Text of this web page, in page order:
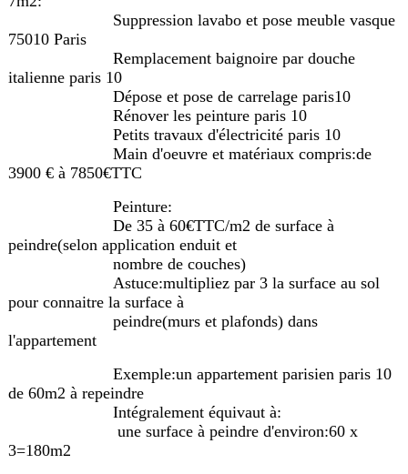
Suppression lavabo et pose meuble vasque
75010 Paris
Remplacement baignoire par douche
italienne paris 10
Dépose et pose de carrelage paris10
Rénover les peinture paris 10
Petits travaux d'électricité paris 10
Main d'oeuvre et matériaux compris:de
3900 € à 7850€TTC
Peinture:
De 35 à 60€TTC/m2 de surface à
peindre(selon application enduit et
nombre de couches)
Astuce:multipliez par 3 la surface au sol
pour connaitre la surface à
peindre(murs et plafonds) dans
l'appartement
Exemple:un appartement parisien paris 10
de 60m2 à repeindre
Intégralement équivaut à:
une surface à peindre d'environ:60 x
3=180m2